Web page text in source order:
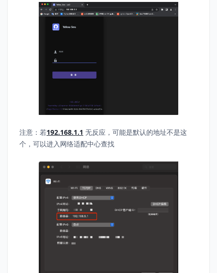
注意：若192.168.1.1 无反应，可能是默认的地址不是这
个，可以进入网络适配中心查找